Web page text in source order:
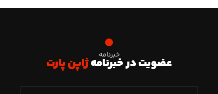
خبرنامه
عضویت در خبرنامهژاپن پارت